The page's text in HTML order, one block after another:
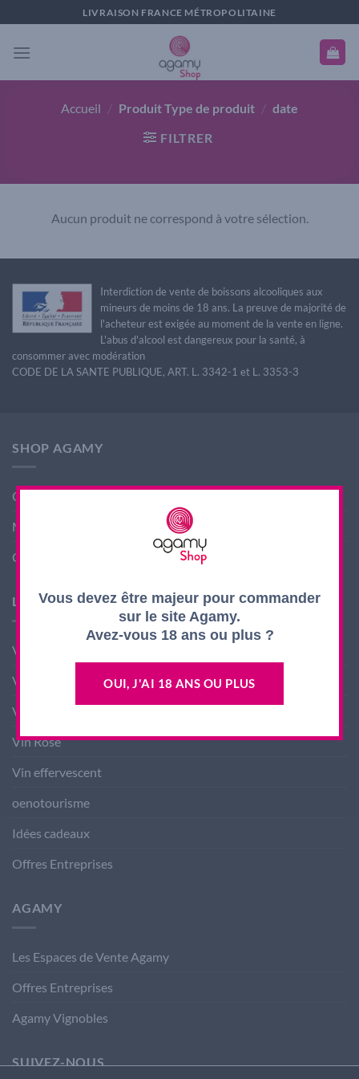
au
contenu
LIVRAISON FRANCE MÉTROPOLITAINE
Accueil / Produit Type de produit / date
FILTRER
Aucun produit ne correspond à votre sélection.
Interdiction de vente de boissons alcooliques aux
mineurs de moins de 18 ans. La preuve de majorité de
l'acheteur est exigée au moment de la vente en ligne.
L'abus d'alcool est dangereux pour la santé, à
consommer avec modération
CODE DE LA SANTE PUBLIQUE, ART. L. 3342-1 et L. 3353-3
SHOP AGAMY
Conditions générales de ventes
Mentions légales
Contact
LES PRODUITS AGAMY
Vin nouveau
Vin Rouge
Vin Blanc
Vin Rosé
Vin effervescent
oenotourisme
Idées cadeaux
Offres Entreprises
AGAMY
Les Espaces de Vente Agamy
Offres Entreprises
Agamy Vignobles
SUIVEZ-NOUS
Vous devez être majeur pour commander
sur le site Agamy.
Avez-vous 18 ans ou plus ?
OUI, J'AI 18 ANS OU PLUS